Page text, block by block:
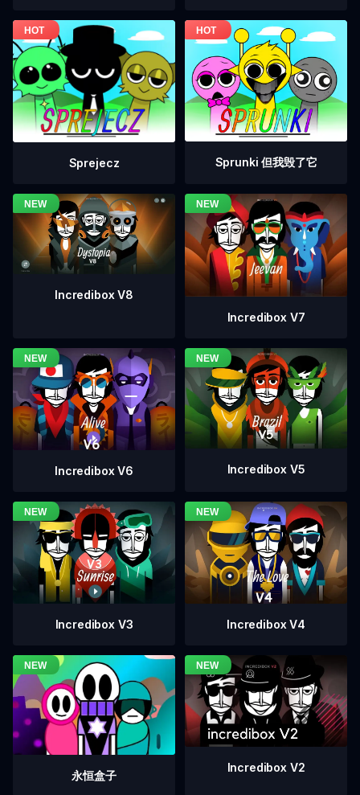
Sprejecz Sprunki 但我毁了它
Incredibox V8
Incredibox V7
Incredibox V6 Incredibox V5
Incredibox V3 Incredibox V4
永恒盒子
Incredibox V2